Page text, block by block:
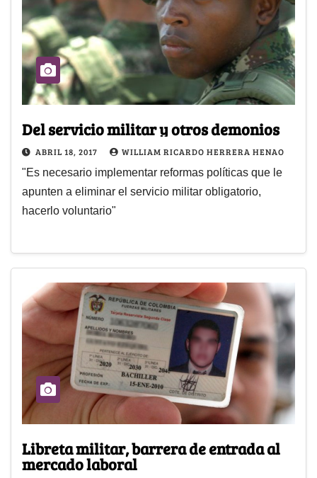
Del servicio militar y otros demonios
ABRIL 18, 2017 WILLIAM RICARDO HERRERA HENAO
"Es necesario implementar reformas políticas que le
apunten a eliminar el servicio militar obligatorio,
hacerlo voluntario"
Libreta militar, barrera de entrada al
mercado laboral